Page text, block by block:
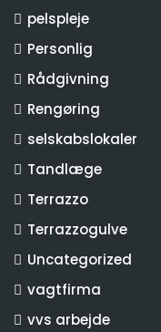
pelspleje
Personlig
Rådgivning
Rengøring
selskabslokaler
Tandlæge
Terrazzo
Terrazzogulve
Uncategorized
vagtfirma
vvs arbejde